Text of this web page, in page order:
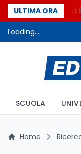
ULTIMA ORA
La denuncia della
Loading...
SCUOLA
Home